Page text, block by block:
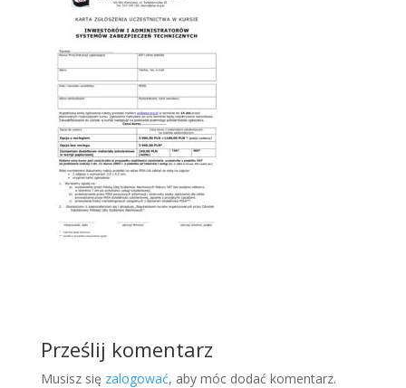
Prześlij komentarz
Musisz się zalogować, aby móc dodać komentarz.